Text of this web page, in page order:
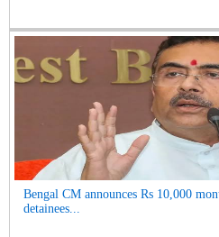
Bengal CM announces Rs 10,000
detainees...